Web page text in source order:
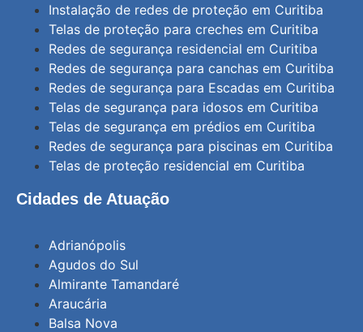
Instalação de redes de proteção em Curitiba
Telas de proteção para creches em Curitiba
Redes de segurança residencial em Curitiba
Redes de segurança para canchas em Curitiba
Redes de segurança para Escadas em Curitiba
Telas de segurança para idosos em Curitiba
Telas de segurança em prédios em Curitiba
Redes de segurança para piscinas em Curitiba
Telas de proteção residencial em Curitiba
Cidades de Atuação
Adrianópolis
Agudos do Sul
Almirante Tamandaré
Araucária
Balsa Nova